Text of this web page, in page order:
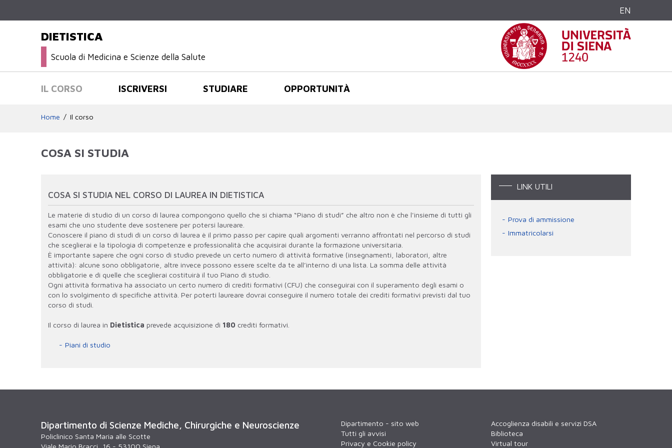
EN
DIETISTICA
Scuola di Medicina e Scienze della Salute
IL CORSO ISCRIVERSI STUDIARE OPPORTUNITÀ
Home Il corso
COSA SI STUDIA
COSA SI STUDIA NEL CORSO DI LAUREA IN DIETISTICA
Le materie di studio di un corso di laurea compongono quello che si chiama “Piano di studi” che altro non è che l'insieme di tutti gli
esami che uno studente deve sostenere per potersi laureare.
Conoscere il piano di studi di un corso di laurea è il primo passo per capire quali argomenti verranno affrontati nel percorso di studi
che sceglierai e la tipologia di competenze e professionalità che acquisirai durante la formazione universitaria.
È importante sapere che ogni corso di studio prevede un certo numero di attività formative (insegnamenti, laboratori, altre
attività): alcune sono obbligatorie, altre invece possono essere scelte da te all’interno di una lista. La somma delle attività
obbligatorie e di quelle che sceglierai costituirà il tuo Piano di studio.
Ogni attività formativa ha associato un certo numero di crediti formativi (CFU) che conseguirai con il superamento degli esami o
con lo svolgimento di specifiche attività. Per poterti laureare dovrai conseguire il numero totale dei crediti formativi previsti dal tuo
corso di studi.
Il corso di laurea in Dietistica prevede acquisizione di 180 crediti formativi.
Piani di studio
LINK UTILI
Prova di ammissione
Immatricolarsi
Dipartimento di Scienze Mediche, Chirurgiche e Neuroscienze
Policlinico Santa Maria alle Scotte
Viale Mario Bracci, 16 - 53100 Siena
Dipartimento - sito web
Tutti gli avvisi
Privacy e Cookie policy
Accoglienza disabili e servizi DSA
Biblioteca
Virtual tour